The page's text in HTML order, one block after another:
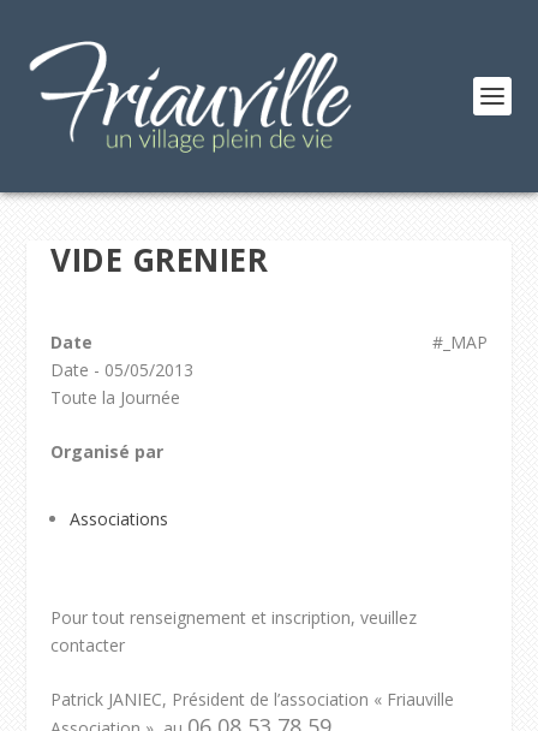
VIDE GRENIER
#_MAP
Date
Date - 05/05/2013
Toute la Journée
Organisé par
Associations
Pour tout renseignement et inscription, veuillez
contacter
Patrick JANIEC, Président de l’association « Friauville